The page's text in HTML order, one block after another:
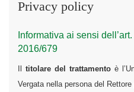
Privacy policy
Informativa ai sensi
2016/679
titolare del trattamentoè
Vergata nella persona del